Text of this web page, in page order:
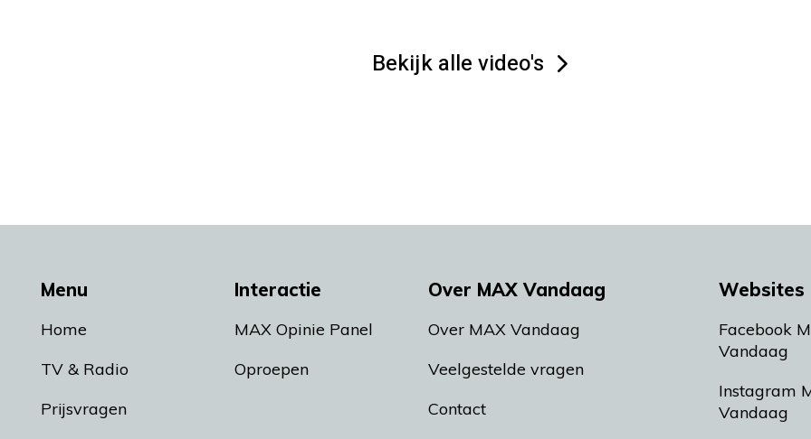
Bekijk alle video's
Menu
Home
TV & Radio
Prijsvragen
Interactie
MAX Opinie Panel
Oproepen
Over MAX Vandaag
Over MAX Vandaag
Veelgestelde vragen
Contact
Websites
Facebook
Vandaag
Instagram
Vandaag